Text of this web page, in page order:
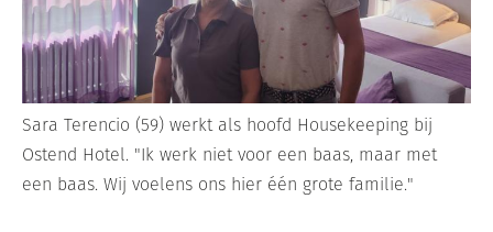
Sara Terencio (59) werkt als hoofd Housekeeping bij
Ostend Hotel. "Ik werk niet voor een baas, maar met
een baas. Wij voelens ons hier één grote familie."